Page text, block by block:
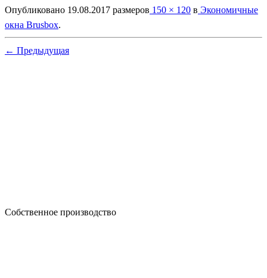
Опубликовано 19.08.2017 размеров 150 × 120 в Экономичные
окна Brusbox.
← Предыдущая
Собственное производство